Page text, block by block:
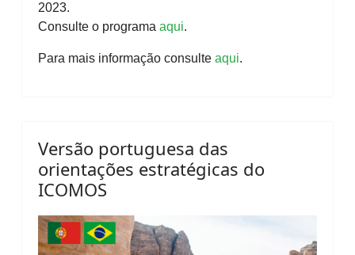
2023.
Consulte o programa aqui.
Para mais informação consulte aqui.
Versão portuguesa das
orientações estratégicas do
ICOMOS